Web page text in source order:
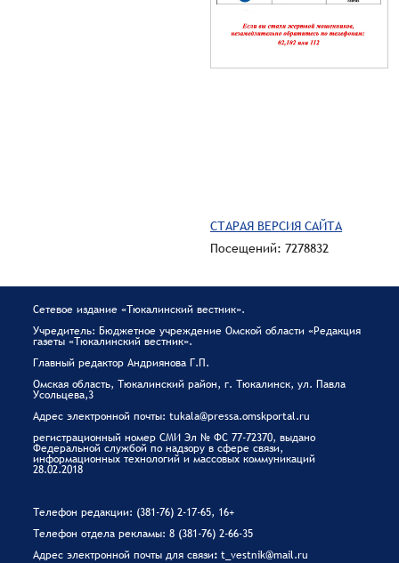
СТАРАЯ ВЕРСИЯ САЙТА
Посещений: 7278832
Сетевое издание «Тюкалинский вестник».
Учредитель: Бюджетное учреждение Омской области «Редакция
газеты «Тюкалинский вестник».
Главный редактор Андриянова Г.П.
Омская область, Тюкалинский район, г. Тюкалинск, ул. Павла
Усольцева,3
Адрес электронной почты: tukala@pressa.omskportal.ru
регистрационный номер СМИ Эл № ФС 77-72370, выдано
Федеральной службой по надзору в сфере связи,
информационных технологий и массовых коммуникаций
28.02.2018
Телефон редакции: (381-76) 2-17-65, 16+
Телефон отдела рекламы: 8 (381-76) 2-66-35
Адрес электронной почты для связи: t_vestnik@mail.ru